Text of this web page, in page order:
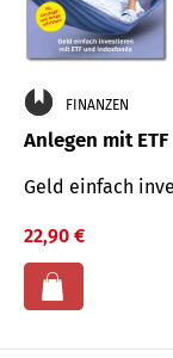
FINANZEN
Anlegen mit ETF
Geld einfach
22,90 €